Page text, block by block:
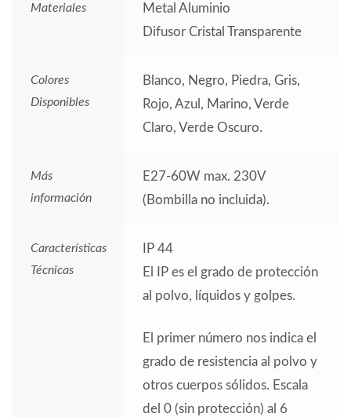
Materiales
Metal Aluminio
Difusor Cristal Transparente
Colores
Disponibles
Blanco, Negro, Piedra, Gris,
Rojo, Azul, Marino, Verde
Claro, Verde Oscuro.
Más
información
E27-60W max. 230V
(Bombilla no incluida).
Características
Técnicas
IP 44
El IP es el grado de protección
al polvo, líquidos y golpes.
El primer número nos indica el
grado de resistencia al polvo y
otros cuerpos sólidos. Escala
del 0 (sin protección) al 6